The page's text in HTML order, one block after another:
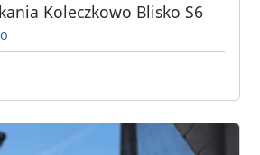
Koleczkowo Blisko S6